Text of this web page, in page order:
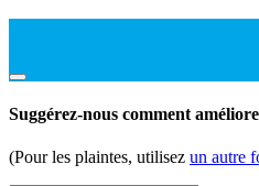
Suggérez-nous comment
(Pour les plaintes, utilisez un autre